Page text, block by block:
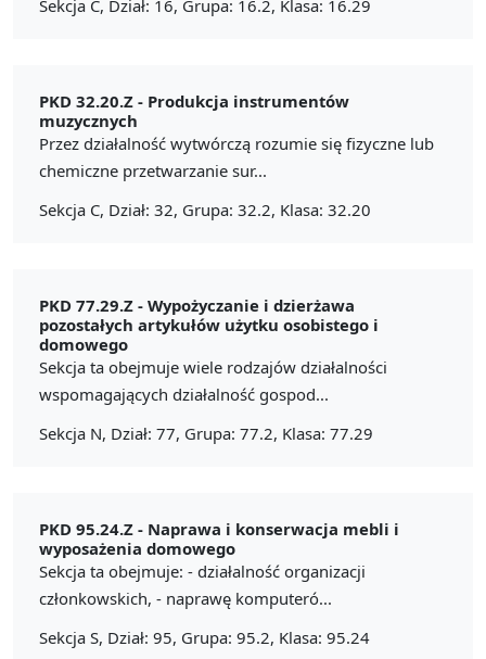
Sekcja C, Dział: 16, Grupa: 16.2, Klasa: 16.29
PKD 32.20.Z - Produkcja instrumentów
muzycznych
Przez działalność wytwórczą rozumie się fizyczne lub
chemiczne przetwarzanie sur...
Sekcja C, Dział: 32, Grupa: 32.2, Klasa: 32.20
PKD 77.29.Z - Wypożyczanie i dzierżawa
pozostałych artykułów użytku osobistego i
domowego
Sekcja ta obejmuje wiele rodzajów działalności
wspomagających działalność gospod...
Sekcja N, Dział: 77, Grupa: 77.2, Klasa: 77.29
PKD 95.24.Z - Naprawa i konserwacja mebli i
wyposażenia domowego
Sekcja ta obejmuje: - działalność organizacji
członkowskich, - naprawę komputeró...
Sekcja S, Dział: 95, Grupa: 95.2, Klasa: 95.24